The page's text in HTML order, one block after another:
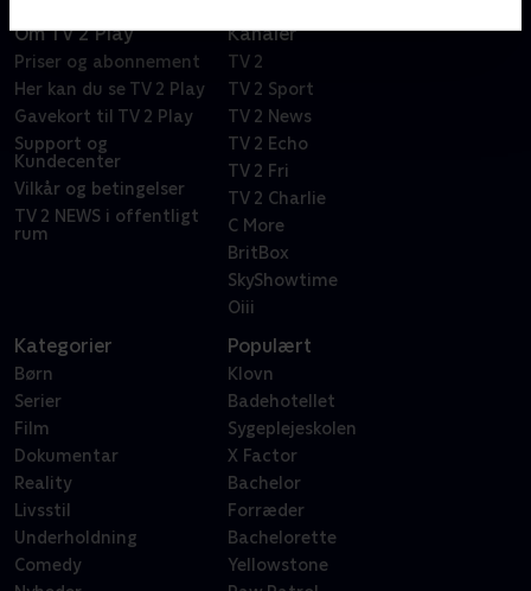
Om TV 2 Play
Priser og abonnement
Her kan du se TV 2 Play
Gavekort til TV 2 Play
Support og
Kundecenter
Vilkår og betingelser
TV 2 NEWS i offentligt
rum
Kanaler
TV 2
TV 2 Sport
TV 2 News
TV 2 Echo
TV 2 Fri
TV 2 Charlie
C More
BritBox
SkyShowtime
Oiii
Kategorier
Børn
Serier
Film
Dokumentar
Reality
Livsstil
Underholdning
Comedy
Populært
Klovn
Badehotellet
Sygeplejeskolen
X Factor
Bachelor
Forræder
Bachelorette
Yellowstone